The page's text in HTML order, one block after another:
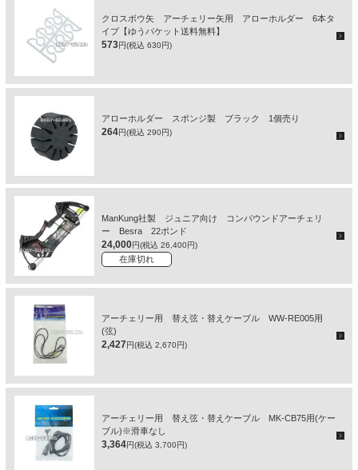
クロスボウ矢 アーチェリー矢用 アローホルダー 6本タ
イプ【ゆうパケット送料無料】
573円(税込 630円)
アローホルダー スポンジ製 ブラック 1個売り
264円(税込 290円)
ManKung社製 ジュニア向け コンパウンドアーチェリ
ー Besra 22ポンド
24,000円(税込 26,400円)
在庫切れ
アーチェリー用 替え弦・替えケーブル WW-RE005用
(弦)
2,427円(税込 2,670円)
アーチェリー用 替え弦・替えケーブル MK-CB75用(ケー
ブル)※滑車なし
3,364円(税込 3,700円)